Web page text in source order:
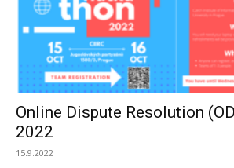
Online Dispute Resolution
2022
15.9.2022